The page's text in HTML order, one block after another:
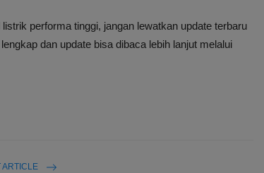
performa tinggi, jangan lewatkan update terbaru
dan update bisa dibaca lebih lanjut melalui
ARTICLE